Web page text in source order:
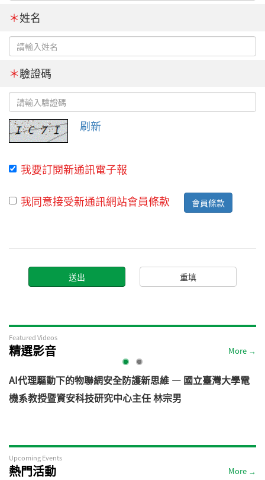
＊姓名
＊驗證碼
刷新
我要訂閱新通訊電子報
我同意接受新通訊網站會員條款
會員條款
Featured Videos
精選影音 More →
AI代理驅動下的物聯網安全防護新思維 — 國立臺灣大學電
機系教授暨資安科技研究中心主任 林宗男
Upcoming Events
熱門活動 More →